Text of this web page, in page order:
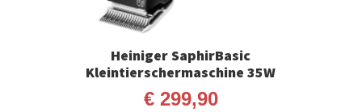
Heiniger SaphirBasic
Kleintierschermaschine 35W
€299,90